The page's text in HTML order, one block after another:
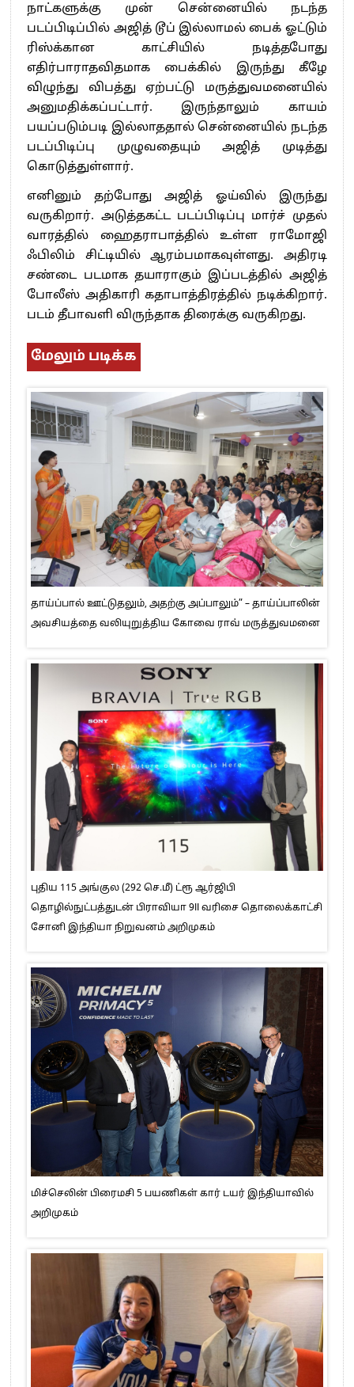
நாட்களுக்கு முன் சென்னையில் நடந்த
படப்பிடிப்பில் அஜித் டூப் இல்லாமல் பைக் ஓட்டும்
ரிஸ்க்கான காட்சியில் நடித்தபோது
எதிர்பாராதவிதமாக பைக்கில் இருந்து கீழே
விழுந்து விபத்து ஏற்பட்டு மருத்துவமனையில்
அனுமதிக்கப்பட்டார். இருந்தாலும் காயம்
பயப்படும்படி இல்லாததால் சென்னையில் நடந்த
படப்பிடிப்பு முழுவதையும் அஜித் முடித்து
கொடுத்துள்ளார்.
எனினும் தற்போது அஜித் ஓய்வில் இருந்து
வருகிறார். அடுத்தகட்ட படப்பிடிப்பு மார்ச் முதல்
வாரத்தில் ஹைதராபாத்தில் உள்ள ராமோஜி
ஃபிலிம் சிட்டியில் ஆரம்பமாகவுள்ளது. அதிரடி
சண்டை படமாக தயாராகும் இப்படத்தில் அஜித்
போலீஸ் அதிகாரி கதாபாத்திரத்தில் நடிக்கிறார்.
படம் தீபாவளி விருந்தாக திரைக்கு வருகிறது.
மேலும் படிக்க
தாய்ப்பால் ஊட்டுதலும், அதற்கு அப்பாலும்” – தாய்ப்பாலின்
அவசியத்தை வலியுறுத்திய கோவை ராவ் மருத்துவமனை
புதிய 115 அங்குல (292 செ.மீ) ட்ரூ ஆர்ஜிபி
தொழில்நுட்பத்துடன் பிராவியா 9II வரிசை தொலைக்காட்சி
சோனி இந்தியா நிறுவனம் அறிமுகம்
மிச்செலின் பிரைமசி 5 பயணிகள் கார் டயர் இந்தியாவில்
அறிமுகம்